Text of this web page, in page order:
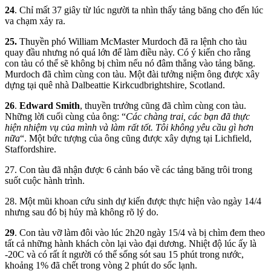
24. Chỉ mất 37 giây từ lúc người ta nhìn thấy tảng băng cho đến lúc
va chạm xảy ra.
25. Thuyền phó William McMaster Murdoch đã ra lệnh cho tàu
quay đầu nhưng nó quá lớn để làm điều này. Có ý kiến cho rằng
con tàu có thể sẽ không bị chìm nếu nó đâm thẳng vào tảng băng.
Murdoch đã chìm cùng con tàu. Một đài tưởng niệm ông được xây
dựng tại quê nhà Dalbeattie Kirkcudbrightshire, Scotland.
26. Edward Smith, thuyền trưởng cũng đã chìm cùng con tàu.
Những lời cuối cùng của ông: “Các chàng trai, các bạn đã thực
hiện nhiệm vụ của mình và làm rất tốt. Tôi không yêu cầu gì hơn
nữa“. Một bức tượng của ông cũng được xây dựng tại Lichfield,
Staffordshire.
27. Con tàu đã nhận được 6 cảnh báo về các tảng băng trôi trong
suốt cuộc hành trình.
28. Một mũi khoan cứu sinh dự kiến được thực hiện vào ngày 14/4
nhưng sau đó bị hủy mà không rõ lý do.
29. Con tàu vỡ làm đôi vào lúc 2h20 ngày 15/4 và bị chìm đem theo
tất cả những hành khách còn lại vào đại dương. Nhiệt độ lúc ấy là
-20C và có rất ít người có thể sống sót sau 15 phút trong nước,
khoảng 1% đã chết trong vòng 2 phút do sốc lạnh.